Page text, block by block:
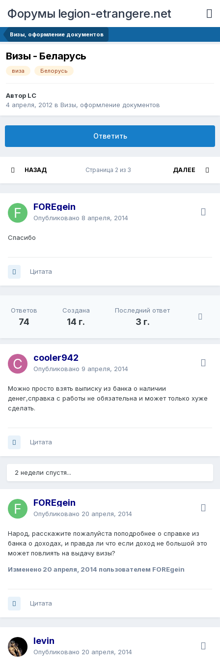
Форумы legion-etrangere.net
Визы, оформление документов
Визы - Беларусь
виза Белорусь
Автор LC
4 апреля, 2012 в Визы, оформление документов
Ответить
НАЗАД ДАЛЕЕ
Страница 2 из 3
FOREgein
Опубликовано 8 апреля, 2014
Спасибо
Цитата
Ответов
74
Создана
14 г.
Последний ответ
3 г.
cooler942
Опубликовано 9 апреля, 2014
Можно просто взять выписку из банка о наличии
денег,справка с работы не обязательна и может только хуже
сделать.
Цитата
2 недели спустя...
FOREgein
Опубликовано 20 апреля, 2014
Народ, расскажите пожалуйста поподробнее о справке из
банка о доходах, и правда ли что если доход не большой это
может повлиять на выдачу визы?
Изменено 20 апреля, 2014 пользователем FOREgein
Цитата
levin
Опубликовано 20 апреля, 2014